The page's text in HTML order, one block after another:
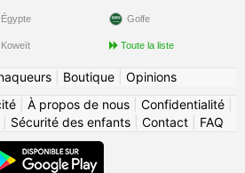
Égypte
Koweït
Golfe
Toute la liste
| Boutique| Opinions
À propos de nous Confidentialité
Sécurité des enfants| Contact| FAQ